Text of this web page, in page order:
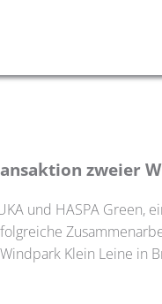
zweier
und HASPA Green,
Klein Leine in